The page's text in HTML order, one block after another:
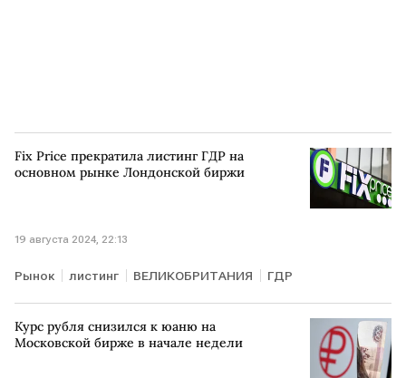
Fix Price прекратила листинг ГДР на
основном рынке Лондонской биржи
19 августа 2024, 22:13
Рынок листинг ВЕЛИКОБРИТАНИЯ ГДР
Курс рубля снизился к юаню на
Московской бирже в начале недели